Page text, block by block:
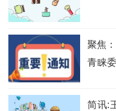
聚焦
青睐
简讯: